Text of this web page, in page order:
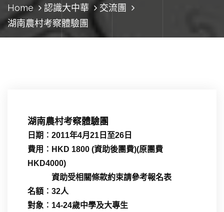
Home 認識大中華
交流團
湖南農村考察體驗團
湖南農村考察體驗團
日期︰2011年4月21日至26日
費用︰HKD 1800 (資助後團費)(原團費
HKD4000)
資助受相關條款約束請參考報名表
名額︰32人
對象︰14-24歲中學及大專生